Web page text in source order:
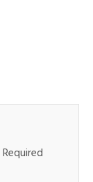
Required